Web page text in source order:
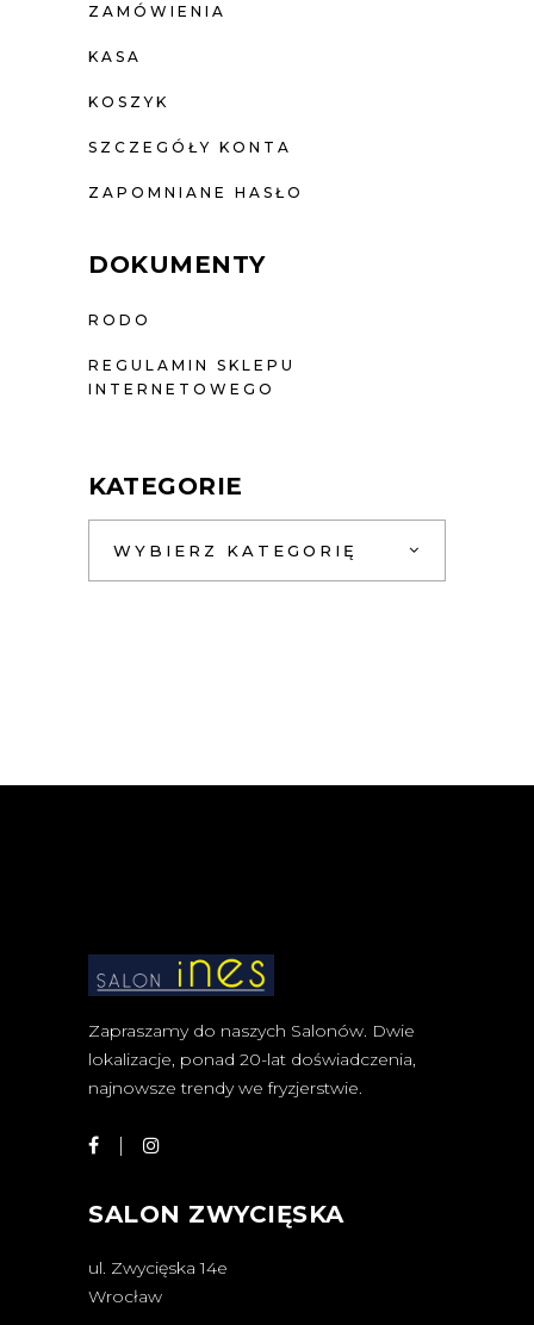
ZAMÓWIENIA
KASA
KOSZYK
SZCZEGÓŁY KONTA
ZAPOMNIANE HASŁO
DOKUMENTY
RODO
REGULAMIN SKLEPU
INTERNETOWEGO
KATEGORIE
WYBIERZ KATEGORIĘ
Zapraszamy do naszych Salonów. Dwie
lokalizacje, ponad 20-lat doświadczenia,
najnowsze trendy we fryzjerstwie.
SALON ZWYCIĘSKA
ul. Zwycięska 14e
Wrocław